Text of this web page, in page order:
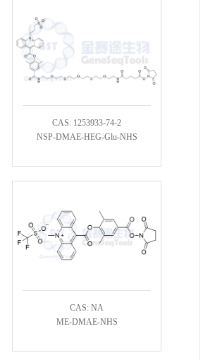
CAS: 1253933-74-2
NSP-DMAE-HEG-Glu-NHS
CAS: NA
ME-DMAE-NHS